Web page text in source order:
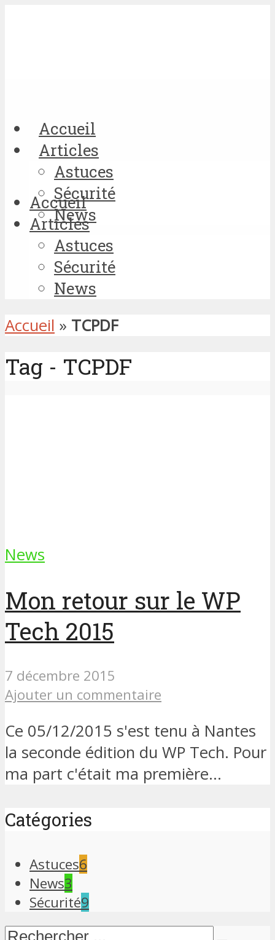
Accueil
Articles
Astuces
Sécurité
News
Accueil
Articles
Astuces
Sécurité
News
Accueil » TCPDF
Tag - TCPDF
News
Mon retour sur le WP
Tech 2015
7 décembre 2015
Ajouter un commentaire
Ce 05/12/2015 s'est tenu à Nantes
la seconde édition du WP Tech. Pour
ma part c'était ma première...
Catégories
Astuces6
News3
Sécurité9